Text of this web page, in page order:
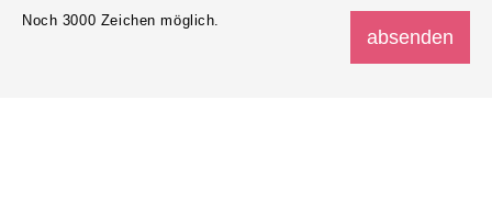
Noch 3000 Zeichen möglich.